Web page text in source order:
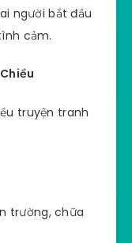
người bắt đầu
cảm.
truyện tranh
trường, chữa